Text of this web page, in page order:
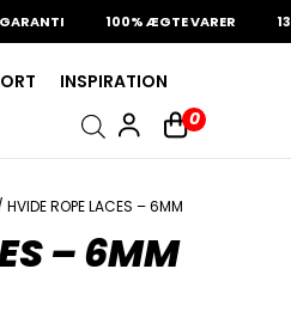
100% ÆGTE VARER
INSPIRATION
0
HVIDE ROPE LACES – 6MM
– 6MM